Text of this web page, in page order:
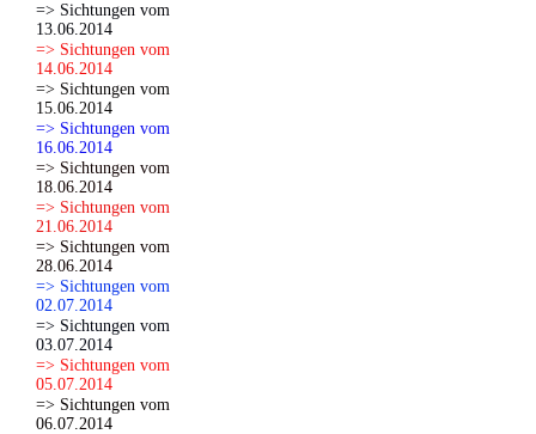
=> Sichtungen vom
13.06.2014
=> Sichtungen vom
14.06.2014
=> Sichtungen vom
15.06.2014
=> Sichtungen vom
16.06.2014
=> Sichtungen vom
18.06.2014
=> Sichtungen vom
21.06.2014
=> Sichtungen vom
28.06.2014
=> Sichtungen vom
02.07.2014
=> Sichtungen vom
03.07.2014
=> Sichtungen vom
05.07.2014
=> Sichtungen vom
06.07.2014